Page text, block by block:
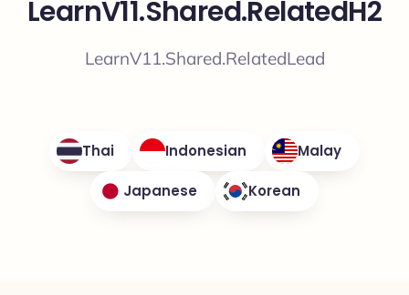
LearnV11.Shared.RelatedH2
LearnV11.Shared.RelatedLead
Thai Indonesian Malay
Japanese Korean